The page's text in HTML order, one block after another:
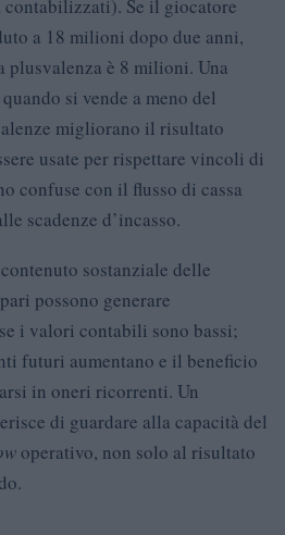
contabilizzati). Se il giocatore
a 18 milioni dopo due anni,
plusvalenza è 8 milioni. Una
si vende a meno del
migliorano il risultato
usate per rispettare vincoli di
confuse con il flusso di cassa
scadenze d’incasso.
sostanziale delle
possono generare
se i valori contabili sono bassi;
futuri aumentano e il beneficio
in oneri ricorrenti. Un
di guardare alla capacità del
operativo, non solo al risultato